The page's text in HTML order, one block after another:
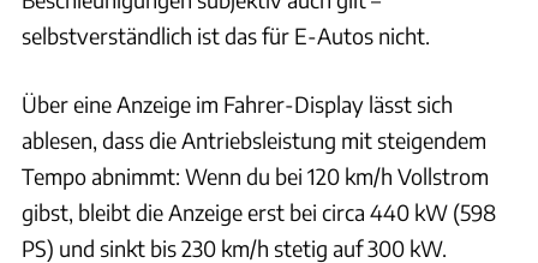
selbstverständlich ist das für E-Autos nicht.
Über eine Anzeige im Fahrer-Display lässt sich
ablesen, dass die Antriebsleistung mit steigendem
Tempo abnimmt: Wenn du bei 120 km/h Vollstrom
gibst, bleibt die Anzeige erst bei circa 440 kW (598
PS) und sinkt bis 230 km/h stetig auf 300 kW.